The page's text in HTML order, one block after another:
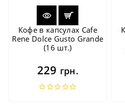
Кофе в капсулах Cafe
Rene Dolce Gusto Grande
(16 шт.)
229 грн.